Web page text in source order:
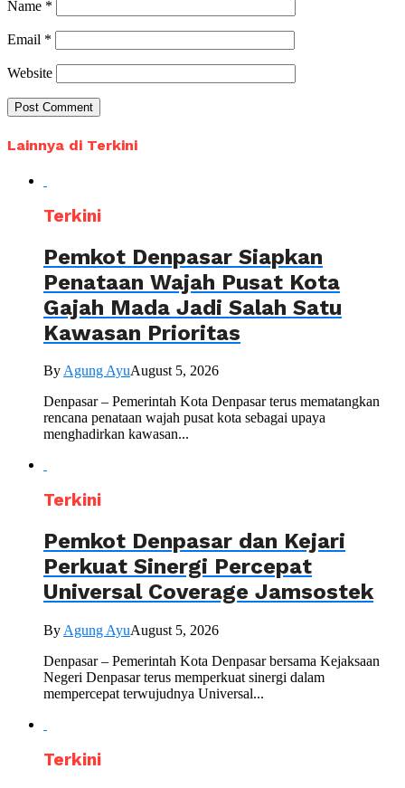
Name *
Email *
Website
Lainnya di Terkini
Terkini
Pemkot Denpasar Siapkan
Penataan Wajah Pusat Kota
Gajah Mada Jadi Salah Satu
Kawasan Prioritas
ByAgung AyuAugust 5, 2026
Denpasar – Pemerintah Kota Denpasar terus mematangkan
rencana penataan wajah pusat kota sebagai upaya
menghadirkan kawasan...
Terkini
Pemkot Denpasar dan Kejari
Perkuat Sinergi Percepat
Universal Coverage Jamsostek
By Agung AyuAugust 5, 2026
Denpasar – Pemerintah Kota Denpasar bersama Kejaksaan
Negeri Denpasar terus memperkuat sinergi dalam
mempercepat terwujudnya Universal...
Terkini